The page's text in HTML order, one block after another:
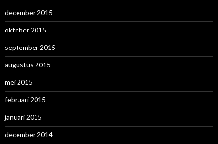
december 2015
oktober 2015
september 2015
augustus 2015
mei 2015
februari 2015
januari 2015
december 2014